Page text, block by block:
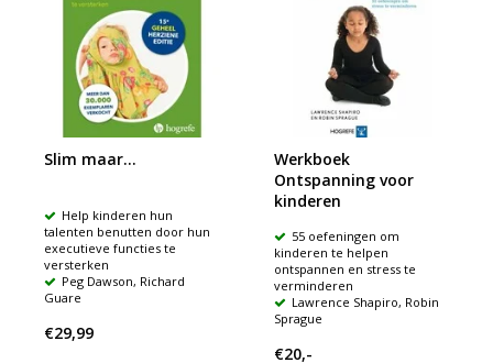
Slim maar...
Help kinderen hun
talenten benutten door hun
executieve functies te
versterken
Peg Dawson, Richard
Guare
€29,99
Werkboek
Ontspanning voor
kinderen
55 oefeningen om
kinderen te helpen
ontspannen en stress te
verminderen
Lawrence Shapiro, Robin
Sprague
€20,-